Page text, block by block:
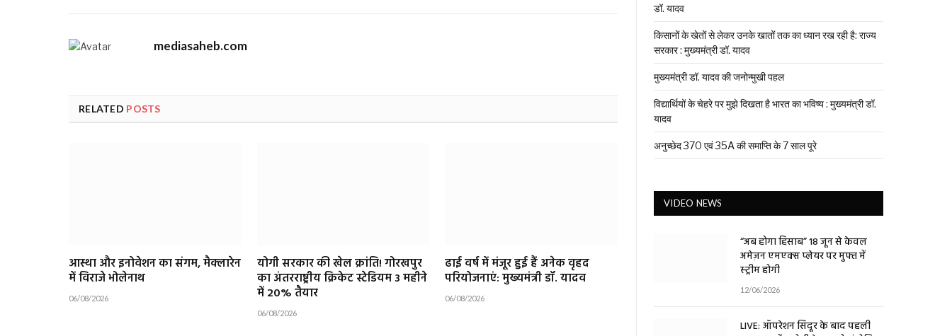
mediasaheb.com
RELATED POSTS
आस्था और इनोवेशन का संगम, मैक्लारेन
में विराजे भोलेनाथ
06/08/2026
योगी सरकार की खेल क्रांति! गोरखपुर
का अंतरराष्ट्रीय क्रिकेट स्टेडियम 3 महीने
में 20% तैयार
06/08/2026
ढाई वर्ष में मंजूर हुई हैं अनेक वृहद
परियोजनाएं: मुख्यमंत्री डॉ. यादव
06/08/2026
डॉ. यादव
किसानों के खेतों से लेकर उनके खातों तक का ध्यान रख रही है: राज्य
सरकार : मुख्यमंत्री डॉ. यादव
मुख्यमंत्री डॉ. यादव की जनोन्मुखी पहल
विद्यार्थियों के चेहरे पर मुझे दिखता है भारत का भविष्य : मुख्यमंत्री डॉ.
यादव
अनुच्छेद 370 एवं 35A की समाप्ति के 7 साल पूरे
VIDEO NEWS
“अब होगा हिसाब” 18 जून से केवल
अमेज़न एमएक्स प्लेयर पर मुफ्त में
स्ट्रीम होगी
12/06/2026
LIVE: ऑपरेशन सिंदूर के बाद पहली